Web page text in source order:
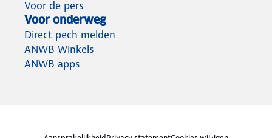
Voor de pers
Voor onderweg
Direct pech melden
ANWB Winkels
ANWB apps